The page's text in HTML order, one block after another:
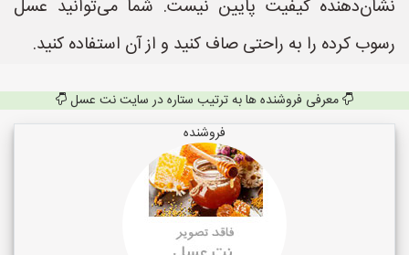
نشان‌دهنده کیفیت پایین نیست. شما می‌توانید عسل
رسوب کرده را به راحتی صاف کنید و از آن استفاده کنید.
معرفی فروشنده ها به ترتیب ستاره در سایت نت عسل
فروشنده